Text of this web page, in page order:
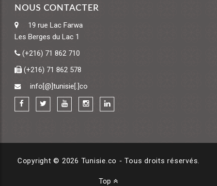
NOUS CONTACTER
19 rue Lac Farwa
Les Berges du Lac 1
(+216) 71 862 710
(+216) 71 862 578
info[@]tunisie[.]co
Copyright © 2026 Tunisie.co - Tous droits réservés.
Top